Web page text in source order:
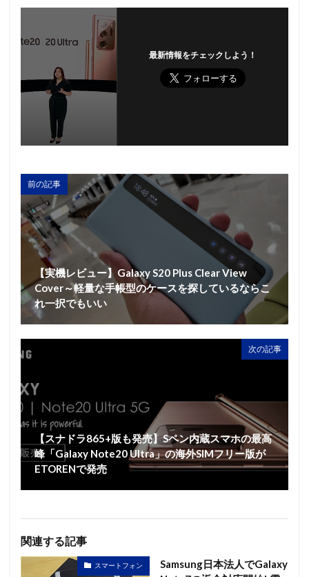
最新情報をチェックしよう！
前の記事
【実機レビュー】Galaxy S20 Plus Clear View
Cover～軽量な手帳型のケースを探しているならこ
れ一択でもいい
次の記事
【スナドラ865+版も発売】Sペン内蔵スマホの最高
峰「Galaxy Note20 Ultra」の海外SIMフリー版が
ETORENで発売
関連する記事
スマートフォン
Samsung日本法人でGalaxy